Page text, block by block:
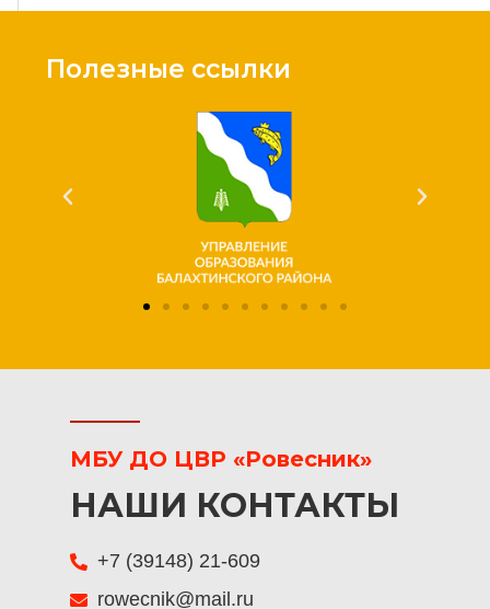
Полезные ссылки
МБУ ДО ЦВР «Ровесник»
НАШИ КОНТАКТЫ
+7 (39148) 21-609
rowecnik@mail.ru